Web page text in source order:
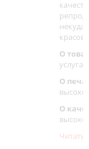
О
услуга
О
О
Читать